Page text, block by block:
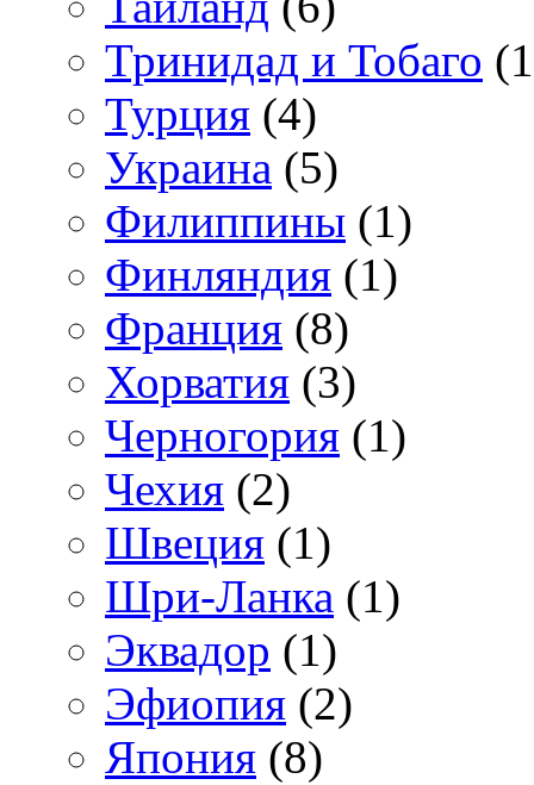
Тринидад и Тобаго
Турция (4)
Украина (5)
Филиппины (1)
Финляндия (1)
Франция (8)
Хорватия (3)
Черногория (1)
Чехия (2)
Швеция (1)
Шри-Ланка (1)
Эквадор (1)
Эфиопия (2)
Япония (8)